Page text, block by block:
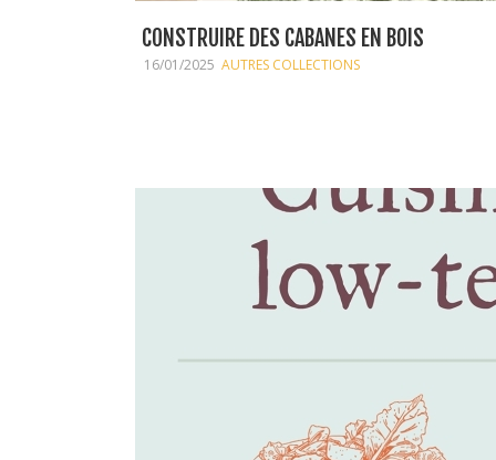
CONSTRUIRE DES CABANES EN BOIS
16/01/2025 AUTRES COLLECTIONS